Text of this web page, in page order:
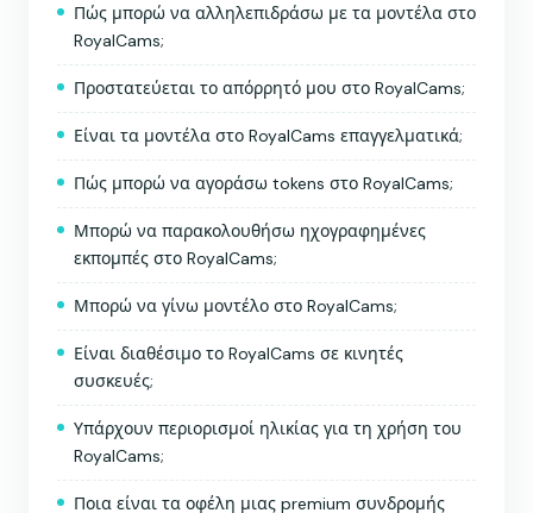
Πώς μπορώ να αλληλεπιδράσω με τα μοντέλα στο
RoyalCams;
Προστατεύεται το απόρρητό μου στο RoyalCams;
Είναι τα μοντέλα στο RoyalCams επαγγελματικά;
Πώς μπορώ να αγοράσω tokens στο RoyalCams;
Μπορώ να παρακολουθήσω ηχογραφημένες
εκπομπές στο RoyalCams;
Μπορώ να γίνω μοντέλο στο RoyalCams;
Είναι διαθέσιμο το RoyalCams σε κινητές
συσκευές;
Υπάρχουν περιορισμοί ηλικίας για τη χρήση του
RoyalCams;
Ποια είναι τα οφέλη μιας premium συνδρομής